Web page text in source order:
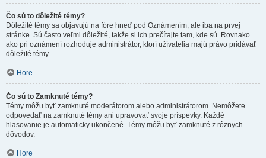
Čo sú to dôležité témy?
Dôležité témy sa objavujú na fóre hneď pod Oznámením, ale iba na prvej
stránke. Sú často veľmi dôležité, takže si ich prečítajte tam, kde sú. Rovnako
ako pri oznámení rozhoduje administrátor, ktorí užívatelia majú právo pridávať
dôležité témy.
Hore
Čo sú to Zamknuté témy?
Témy môžu byť zamknuté moderátorom alebo administrátorom. Nemôžete
odpovedať na zamknuté témy ani upravovať svoje príspevky. Každé
hlasovanie je automaticky ukončené. Témy môžu byť zamknuté z rôznych
dôvodov.
Hore